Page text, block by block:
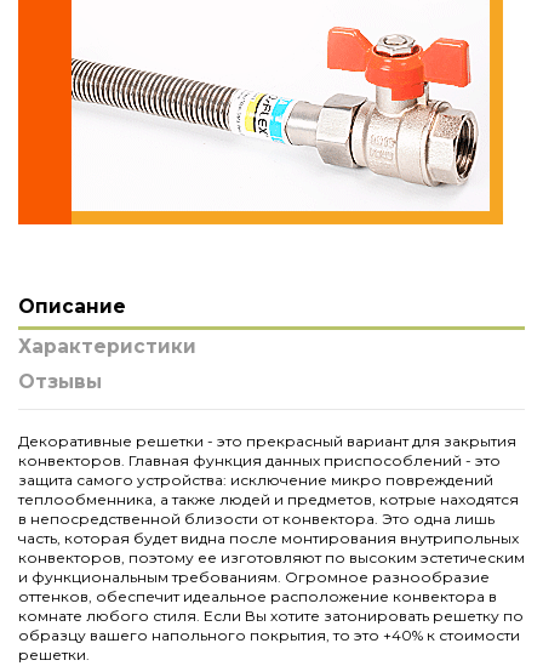
Описание
Характеристики
Отзывы
Декоративные решетки - это прекрасный вариант для закрытия
конвекторов. Главная функция данных приспособлений - это
защита самого устройства: исключение микро повреждений
теплообменника, а также людей и предметов, котрые находятся
в непосредственной близости от конвектора. Это одна лишь
часть, которая будет видна после монтирования внутрипольных
конвекторов, поэтому ее изготовляют по высоким эстетическим
и функциональным требованиям. Огромное разнообразие
оттенков, обеспечит идеальное расположение конвектора в
комнате любого стиля. Если Вы хотите затонировать решетку по
образцу вашего напольного покрытия, то это +40% к стоимости
решетки.